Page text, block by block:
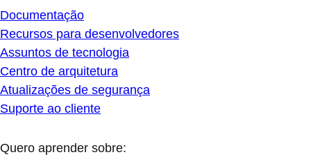
Documentação
Recursos para desenvolvedores
Assuntos de tecnologia
Centro de arquitetura
Atualizações de segurança
Suporte ao cliente
Quero aprender sobre: